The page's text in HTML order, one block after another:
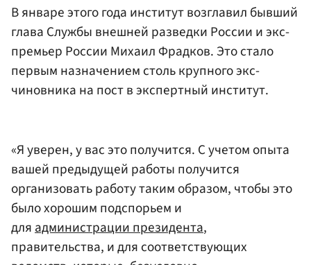
В январе этого года институт возглавил бывший
глава Службы внешней разведки России и экс-
премьер России Михаил Фрадков. Это стало
первым назначением столь крупного экс-
чиновника на пост в экспертный институт.
«Я уверен, у вас это получится. С учетом опыта
вашей предыдущей работы получится
организовать работу таким образом, чтобы это
было хорошим подспорьем и
дляадминистрации президента,
правительства, и для соответствующих